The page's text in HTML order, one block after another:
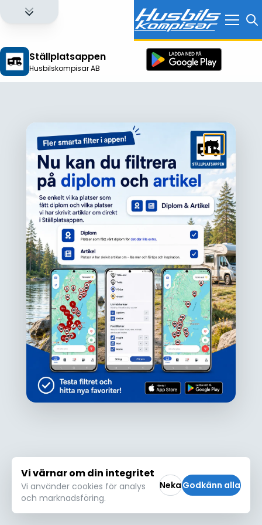
Ställplatsappen
Husbilskompisar AB
Ojdå!
Den här platsen hittades inte eller kunde
inte läsas in korrekt. Vänligen försök igen
Försök igen
Logga in för att få full tillgång till alla funktioner!
Vi värnar om din integritet
Vi använder cookies för analys
och marknadsföring.
NekaGodkänn alla